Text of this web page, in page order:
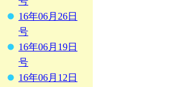
16年06月26日
号
16年06月19日
号
16年06月12日